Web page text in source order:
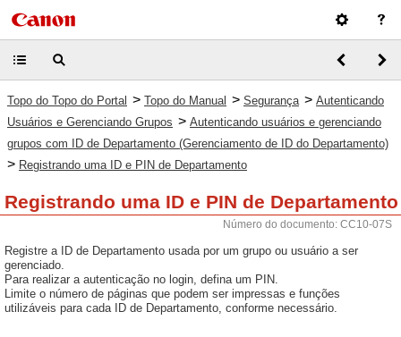
Topo do Topo do Portal > Topo do Manual > Segurança > Autenticando
Usuários e Gerenciando Grupos > Autenticando usuários e gerenciando
grupos com ID de Departamento (Gerenciamento de ID do Departamento)
> Registrando uma ID e PIN de Departamento
Registrando uma ID e PIN de Departamento
Número do documento: CC10-07S
Registre a ID de Departamento usada por um grupo ou usuário a ser
gerenciado.
Para realizar a autenticação no login, defina um PIN.
Limite o número de páginas que podem ser impressas e funções
utilizáveis para cada ID de Departamento, conforme necessário.